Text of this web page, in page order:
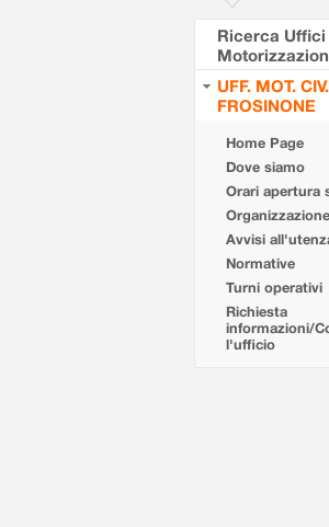
Ricerca Uffici
UFF. MOT.
FROSINONE
Home Page
Dove siamo
Orari apertura
Avvisi
Normative
Turni operativi
Richiesta
informazioni/
l'ufficio